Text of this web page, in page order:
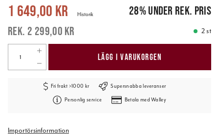
Nuvarande pris: 1 649,00 kr 2 299,00 kr
1 649,00 kr
2 299,00 kr
Historik 28%under rek. pris
2 st
LÄGG I VARUKORGEN
Fri frakt >1000 kr Supersnabba leveranser
Personlig service Betala med Walley
Importörsinformation